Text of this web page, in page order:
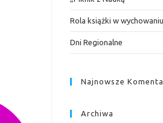
Rola książki w
Dni Regionalne
Najnowsze
Archiwa